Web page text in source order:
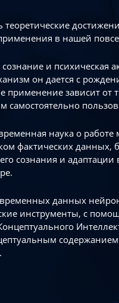
теоретические
в нашей
сознание и психическая
он дается с
применение зависит от
самостоятельно
наука о работе
фактических данных,
сознания и
данных
инструменты, с